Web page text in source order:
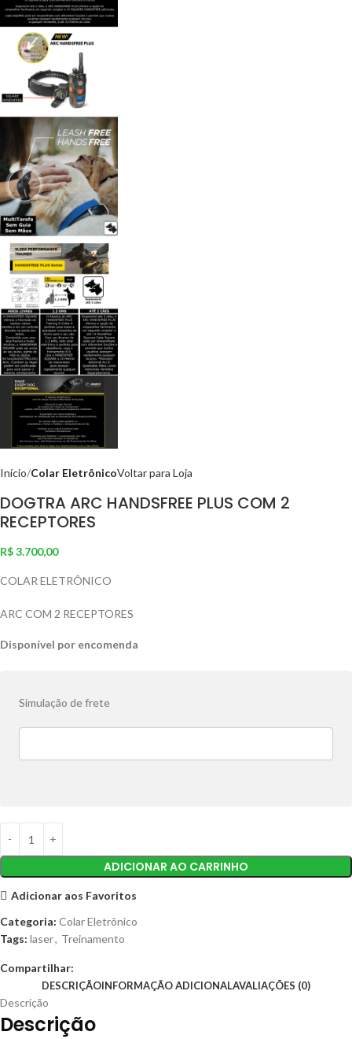
Início Colar EletrônicoVoltar para Loja
DOGTRA ARC HANDSFREE PLUS COM 2
RECEPTORES
R$3.700,00
COLAR ELETRÔNICO
ARC COM 2 RECEPTORES
Disponível por encomenda
Simulação de frete
ADICIONAR AO CARRINHO
Adicionar aos Favoritos
Categoria: Colar Eletrônico
Tags: laser, Treinamento
Compartilhar:
DESCRIÇÃOINFORMAÇÃO ADICIONALAVALIAÇÕES (0)
Descrição
Descrição